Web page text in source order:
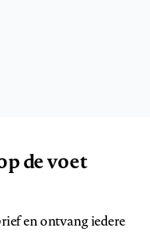
de voet
en ontvang iedere